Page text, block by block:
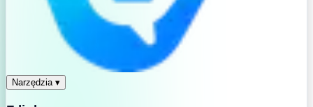
Narzędzia ▾